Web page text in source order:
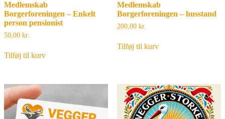
Medlemskab
Borgerforeningen – Enkelt
person pensionist
50,00 kr.
Tilføj til kurv
Medlemskab
Borgerforeningen – husstand
200,00 kr.
Tilføj til kurv